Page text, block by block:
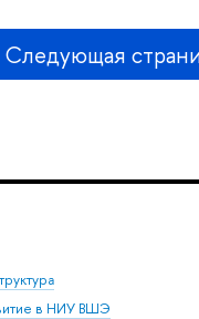
Следующая
в НИУ ВШЭ